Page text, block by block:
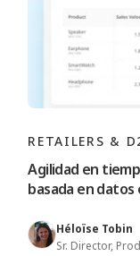
RETAILERS &
Agilidad en
basada en datos
Héloïse Tobin
Sr. Director,